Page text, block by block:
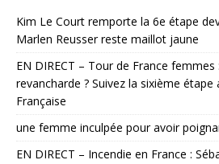
Kim Le Court remporte la 6e étape
Marlen Reusser reste maillot jaune
EN DIRECT – Tour de France
revancharde ? Suivez la sixième
Française
une femme inculpée pour avoir
EN DIRECT – Incendie en France :